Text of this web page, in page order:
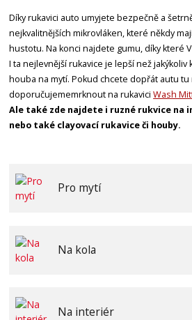
Díky rukavici auto umyjete bezpečně a
nejkvalitnějších mikrovláken, které někdy
hustotu. Na konci najdete gumu, díky které
I ta nejlevnější rukavice je lepší než jakýkoliv
houba na mytí. Pokud chcete dopřát autu tu
doporučujememrknout na rukaviciWash
Ale také zde najdete i ruzné rukvice na
nebo také clayovací rukavice či houby.
Pro mytí
Na kola
Na interiér